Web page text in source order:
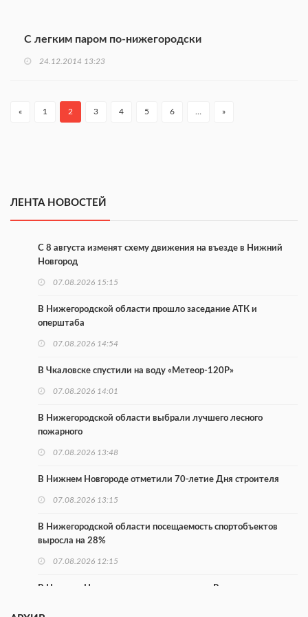
С легким паром по-нижегородски
24.12.2014 13:23
« 1 2 3 4 5 6 … »
ЛЕНТА НОВОСТЕЙ
С 8 августа изменят схему движения на въезде в Нижний
Новгород
07.08.2026 15:15
В Нижегородской области прошло заседание АТК и
оперштаба
07.08.2026 14:54
В Чкаловске спустили на воду «Метеор-120Р»
07.08.2026 14:01
В Нижегородской области выбрали лучшего лесного
пожарного
07.08.2026 13:48
В Нижнем Новгороде отметили 70-летие Дня строителя
07.08.2026 13:15
В Нижегородской области посещаемость спортобъектов
выросла на 28%
07.08.2026 12:15
В Нижнем Новгороде прошло совещание Росгвардии